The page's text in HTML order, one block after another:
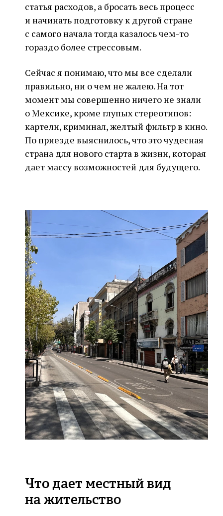
статья расходов, а бросать весь процесс
и начинать подготовку к другой стране
с самого начала тогда казалось чем-то
гораздо более стрессовым.
Сейчас я понимаю, что мы все сделали
правильно, ни о чем не жалею. На тот
момент мы совершенно ничего не знали
о Мексике, кроме глупых стереотипов:
картели, криминал, желтый фильтр в кино.
По приезде выяснилось, что это чудесная
страна для нового старта в жизни, которая
дает массу возможностей для будущего.
Что дает местный вид
на жительство